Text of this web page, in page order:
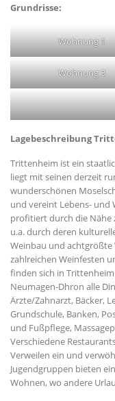
Grundrisse:
Wohnung 1
Wohnung 3
Lagebeschreibung
Trittenheim ist ein
liegt mit seinen derzeit
wunderschönen
und vereint Lebens- und
profitiert durch die Nähe
u.a. durch deren
Weinbau und achtgrößte
zahlreichen Weinfesten
finden sich in
Neumagen-Dhron alle
Ärzte/Zahnarzt, Bäcker,
Grundschule, Banken,
und Fußpflege,
Verschiedene
Verweilen ein und
Jugendgruppen bieten
Wohnen, wo andere